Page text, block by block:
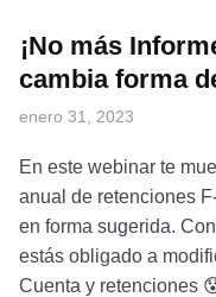
¡No más
cambia forma
enero 31, 2023
En este webinar te
anual de retenciones
en forma sugerida.
estás obligado a
Cuenta y retenciones